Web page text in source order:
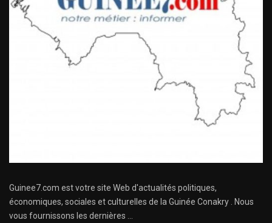
Guinee7.com est votre site Web d'actualités politiques,
économiques, sociales et culturelles de la Guinée Conakry . Nous
vous fournissons les dernières ...